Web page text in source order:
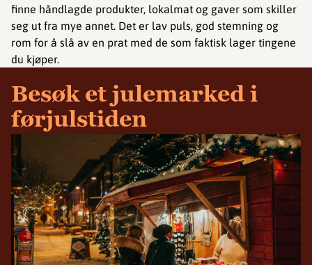
finne håndlagde produkter, lokalmat og gaver som skiller
seg ut fra mye annet. Det er lav puls, god stemning og
rom for å slå av en prat med de som faktisk lager tingene
du kjøper.
Besøk et julemarked i
førjulstiden